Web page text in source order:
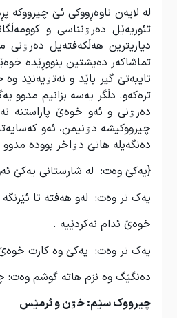
لە لایەن ناوەڕووکی ئێ
تئوریەێل دەرۊنناسی و
دیاری‫ترین هەڵکەفتەیل
تماشاکەر دەیشتین بنووڕێدە
تایبەتێ گیر باێد و نەتۊیەنێد
ترەکەو. دڵگر یەسە بزانیم
دەرۊنی و ئەو خوەێ پاراستنە
چیرووکیشە دۊنیمن، ئەو
دەنگەیلە هاتێ دۊاخر بوودە
{یەکێ وەت: له شارستانی یەکێ
یەک تر وەت: لەو هەفته تا
خوەێ ئدام نەکردێیه .
یەک تر وەت: یەکێ وه کارت خوەێ
دەنگێگ وه نزم هاته گوشم وەت:
چیرووک سێم: خۊن و ئرمێس